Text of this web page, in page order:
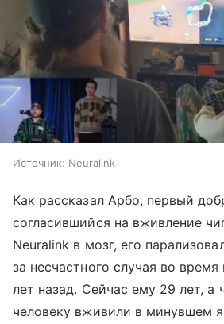
Источник: Neuralink
Как рассказал Арбо, первый
согласившийся на вживление
Neuralink в мозг, его
за несчастного случая во
лет назад. Сейчас ему 29 лет, а
человеку вживили в минувшем